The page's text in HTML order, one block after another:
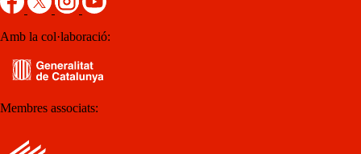
Amb la col·laboració:
Membres associats: